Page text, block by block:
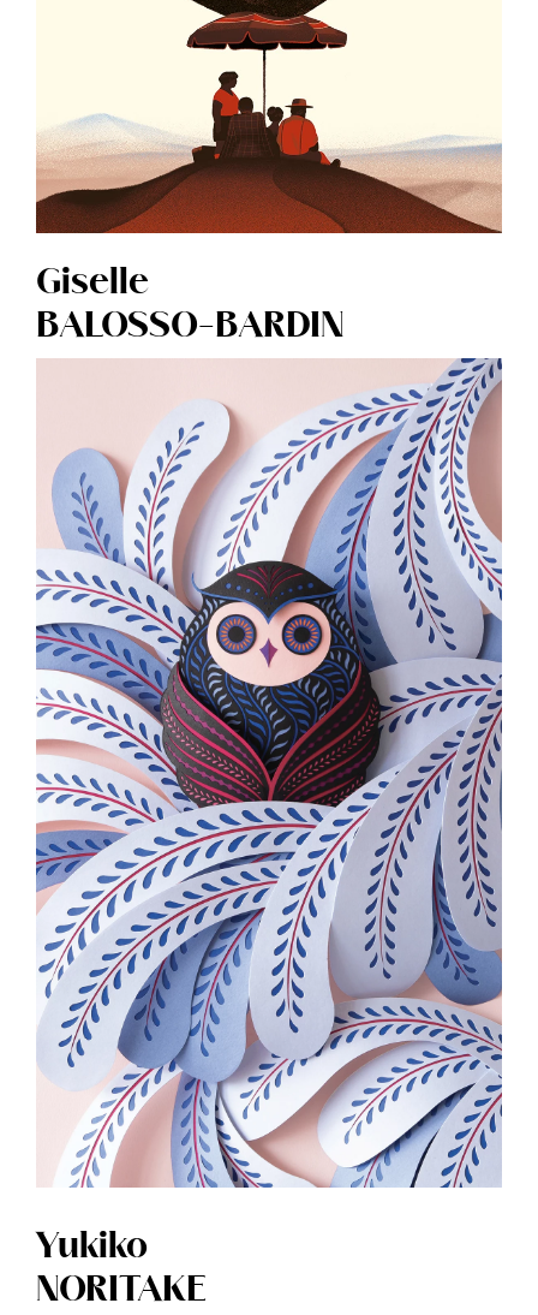
Giselle
BALOSSO-BARDIN
Yukiko
NORITAKE